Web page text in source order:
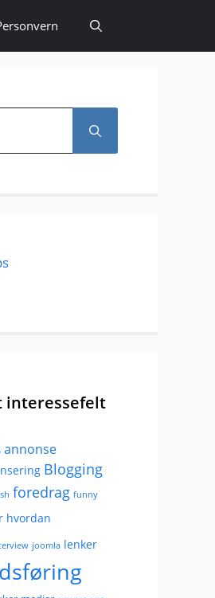
interessefelt
annonse
Blogging
foredrag funny
hvordan
joomla lenker